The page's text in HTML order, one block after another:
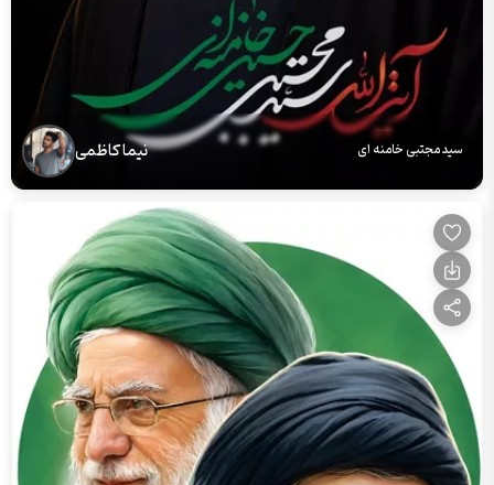
سید مجتبی خامنه ای نیما کاظمی